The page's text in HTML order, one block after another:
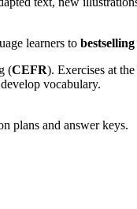
learners to
(CEFR). Exercises at
vocabulary.
plans and answer keys.